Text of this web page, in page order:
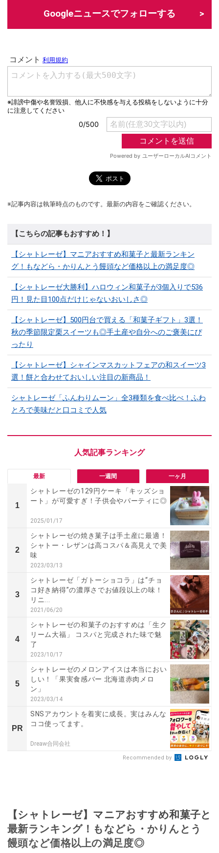
Googleニュースでフォローする
※記事内容は執筆時点のものです。最新の内容をご確認ください。
【こちらの記事もおすすめ！】
【シャトレーゼ】マニアおすすめ和菓子と最新ランキン
グ！もなどら・かりんとう饅頭など価格以上の満足度◎
【シャトレーゼ大勝利】ハロウィン和菓子が3個入りで536
円！見た目100点だけじゃないおいしさ◎
【シャトレーゼ】500円台で買える「和菓子ギフト」3選！
秋の季節限定栗スイーツも◎手土産や自分へのご褒美にぴ
ったり
【シャトレーゼ】シャインマスカットフェアの和スイーツ3
選！餅と合わせておいしい注目の新商品！
シャトレーゼ「ふんわりムーン」全3種類を食べ比べ！ふわ
とろで美味だと口コミで人気
最新 一週間 一ヶ月
1
シャトレーゼの129円ケーキ「キッズショ
ート」が可愛すぎ！子供会やパーティに◎
2025/01/17
2
シャトレーゼの焼き菓子は手土産に最適！
シャトー・レザンは高コスパ＆高見えで美
味
2023/03/13
3
シャトレーゼ「ガトーショコラ」は“チョ
コ好き納得”の濃厚さでお値段以上の味！
リニ...
2021/06/20
4
シャトレーゼの和菓子のおすすめは「生ク
リーム大福」 コスパと完成された味で魅
了
2023/10/17
5
シャトレーゼのメロンアイスは本当におい
しい！「果実食感バー 北海道赤肉メロ
ン」
2023/03/14
PR
SNSアカウントを着実に成長。実はみんな
ココ使ってます。
Dreaw合同会社
Recommended by
【シャトレーゼ】マニアおすすめ和菓子と
最新ランキング！もなどら・かりんとう
饅頭など価格以上の満足度◎